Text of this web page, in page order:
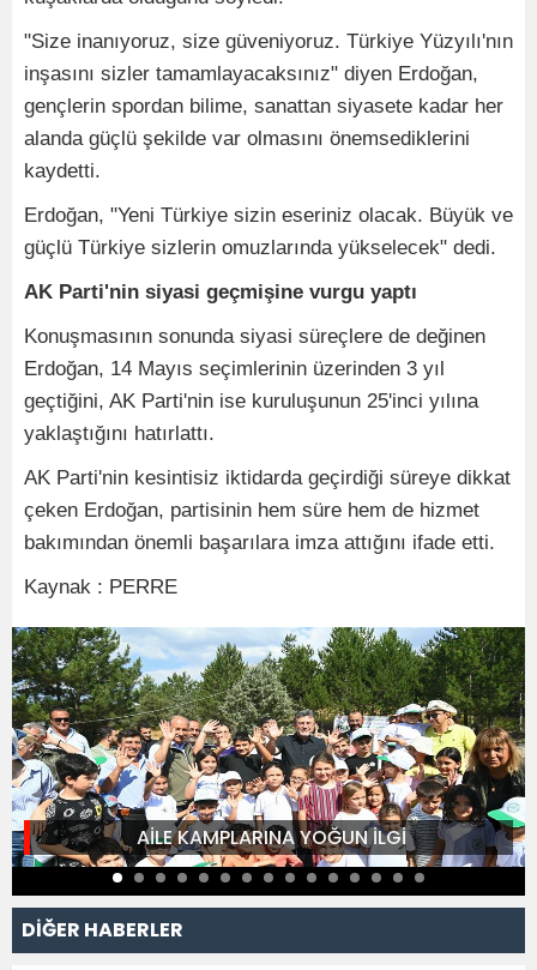
"Size inanıyoruz, size güveniyoruz. Türkiye Yüzyılı'nın
inşasını sizler tamamlayacaksınız" diyen Erdoğan,
gençlerin spordan bilime, sanattan siyasete kadar her
alanda güçlü şekilde var olmasını önemsediklerini
kaydetti.
Erdoğan, "Yeni Türkiye sizin eseriniz olacak. Büyük ve
güçlü Türkiye sizlerin omuzlarında yükselecek" dedi.
AK Parti'nin siyasi geçmişine vurgu yaptı
Konuşmasının sonunda siyasi süreçlere de değinen
Erdoğan, 14 Mayıs seçimlerinin üzerinden 3 yıl
geçtiğini, AK Parti'nin ise kuruluşunun 25'inci yılına
yaklaştığını hatırlattı.
AK Parti'nin kesintisiz iktidarda geçirdiği süreye dikkat
çeken Erdoğan, partisinin hem süre hem de hizmet
bakımından önemli başarılara imza attığını ifade etti.
Kaynak : PERRE
AİLE KAMPLARINA YOĞUN İLGİ
DİĞER HABERLER